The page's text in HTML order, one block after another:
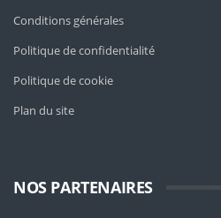
Conditions générales
Politique de confidentialité
Politique de cookie
Plan du site
NOS PARTENAIRES